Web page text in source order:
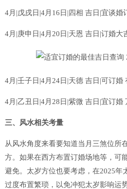
4月|戊戌日|4月16日|四相 吉日|宜谈婚
4月|庚申日|4月20日|天恩 吉日|订婚大
4月|壬子日|4月24日|天德 吉日|可订婚
4月|乙丑日|4月28日|紫微 吉日|宜订婚
三、风水相关考量
从风水角度来看要知道当月三煞位所
方。如果在西方布置订婚场地等，可
避免。太岁方位也要考虑，在2025年
过度布置繁琐，以免冲犯太岁影响运